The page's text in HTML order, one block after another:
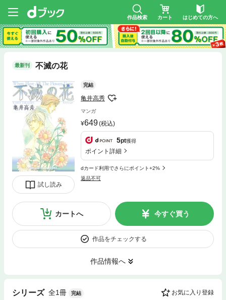
作品検索 カート はじめての方へ
最新刊 不滅の花
試し読み
完結
亀井高秀
マンガ
649(税込)
5pt獲得
ポイント詳細
dカード利用でさらにポイント+2%
返品不可
カートへ 今すぐ買う
作品をチェックする
作品情報へ
シリーズ 全1冊 完結 お気に入り登録